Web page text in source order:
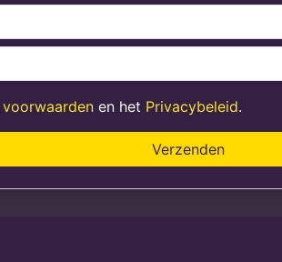
en het Privacybeleid.
Verzenden